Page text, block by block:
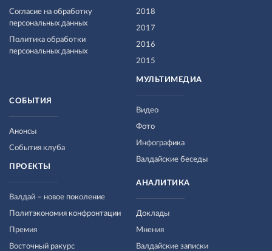
Согласие на обработку
персональных данных
Политика обработки
персональных данных
2018
2017
2016
2015
МУЛЬТИМЕДИА
Видео
Фото
Инфографика
Валдайские беседы
СОБЫТИЯ
Анонсы
События клуба
ПРОЕКТЫ
Валдай – новое поколение
Политэкономия конфронтации
Премия
Восточный ракурс
АНАЛИТИКА
Доклады
Мнения
Валдайские записки